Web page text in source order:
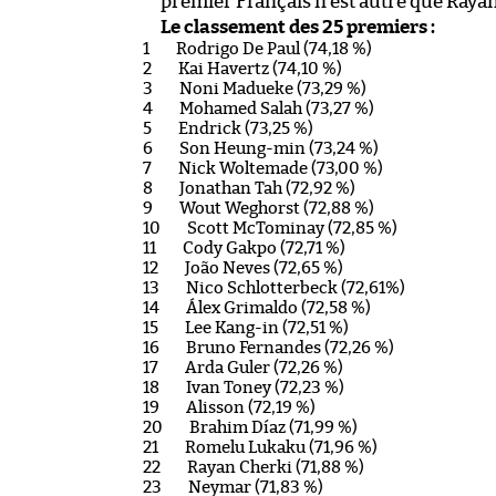
Le classement des 25 premiers :
Rodrigo De Paul (74,18 %)
Kai Havertz (74,10 %)
Noni Madueke (73,29 %)
Mohamed Salah (73,27 %)
Endrick (73,25 %)
Son Heung-min (73,24 %)
Nick Woltemade (73,00 %)
Jonathan Tah (72,92 %)
Wout Weghorst (72,88 %)
Scott McTominay (72,85 %)
Cody Gakpo (72,71 %)
João Neves (72,65 %)
Nico Schlotterbeck (72,61%)
Álex Grimaldo (72,58 %)
Lee Kang-in (72,51 %)
Bruno Fernandes (72,26 %)
Arda Guler (72,26 %)
Ivan Toney (72,23 %)
Alisson (72,19 %)
Brahim Díaz (71,99 %)
Romelu Lukaku (71,96 %)
Rayan Cherki (71,88 %)
Neymar (71,83 %)